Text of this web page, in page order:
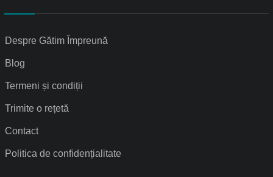
Despre Gătim Împreună
Blog
Termeni și condiții
Trimite o rețetă
Contact
Politica de confidențialitate